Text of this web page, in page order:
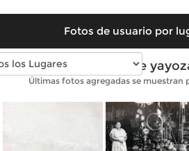
Fotos de usuario por
Fotos de
Últimas fotos agregadas se muestran